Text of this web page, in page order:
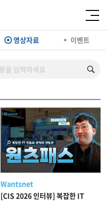
영상자료 이벤트
Wantsnet
[CIS 2026 인터뷰] 복잡한 IT